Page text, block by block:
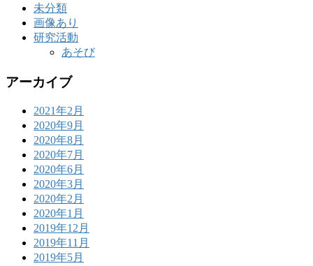
未分類
画像あり
研究活動
あそび
アーカイブ
2021年2月
2020年9月
2020年8月
2020年7月
2020年6月
2020年3月
2020年2月
2020年1月
2019年12月
2019年11月
2019年5月